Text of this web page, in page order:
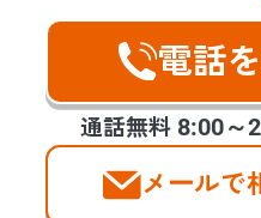
電話
通話無料 8:00～
メールで
けるのか不安で
れ、すぐに対応
ださったとき
た。今回のよう
際は手が震えま
方の対応良さ、
ディーに進めて